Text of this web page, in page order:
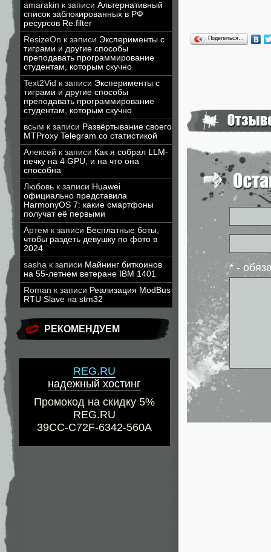
amarakin к записи Альтернативный
список заблокированных в РФ
ресурсов Re:filter
ResizeOn к записи Эксперименты с
тиграми и другие способы
преподавать программирование
студентам, которым скучно
Text2Vid к записи Эксперименты с
тиграми и другие способы
преподавать программирование
студентам, которым скучно
всым к записи Развёртывание своего
MTProxy Telegram со статистикой
Алексей к записи Как я собрал LLM-
печку на 4 GPU, и на что она
способна
Любовь к записи Huawei
официально представила
HarmonyOS 7: какие смартфоны
получат её первыми
Артем к записи Бесплатные боты,
чтобы раздеть девушку по фото в
2024
sasha к записи Майнинг биткоинов
на 55-летнем ветеране IBM 1401
Roman к записи Реализация ModBus
RTU Slave на stm32
РЕКОМЕНДУЕМ
REG.RU
надежный хостинг
Промокод на скидку 5%
REG.RU
39CC-C72F-6342-560A
Поделиться…
* -